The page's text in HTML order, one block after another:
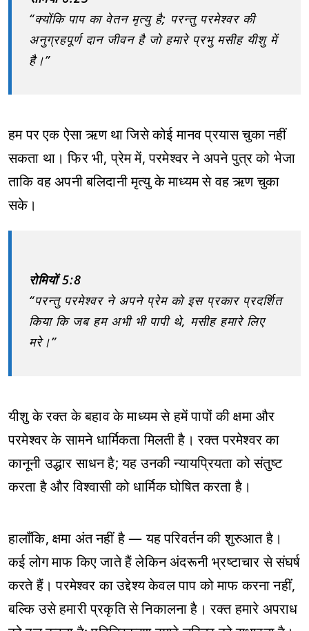
“क्योंकि पाप का वेतन मृत्यु है; परन्तु परमेश्वर की
अनुग्रहपूर्ण दान जीवन है जो हमारे प्रभु मसीह यीशु में
है।”
हम पर एक ऐसा ऋण था जिसे कोई मानव प्रयास चुका नहीं
सकता था। फिर भी, प्रेम में, परमेश्वर ने अपने पुत्र को भेजा
ताकि वह अपनी बलिदानी मृत्यु के माध्यम से वह ऋण चुका
सके।
रोमियों 5:8
“परन्तु परमेश्वर ने अपने प्रेम को इस प्रकार प्रदर्शित
किया कि जब हम अभी भी पापी थे, मसीह हमारे लिए
मरे।”
यीशु के रक्त के बहाव के माध्यम से हमें पापों की क्षमा और
परमेश्वर के सामने धार्मिकता मिलती है। रक्त परमेश्वर का
कानूनी उद्धार साधन है; यह उनकी न्यायप्रियता को संतुष्ट
करता है और विश्वासी को धार्मिक घोषित करता है।
हालाँकि, क्षमा अंत नहीं है — यह परिवर्तन की शुरुआत है।
कई लोग माफ किए जाते हैं लेकिन अंदरूनी भ्रष्टाचार से संघर्ष
करते हैं। परमेश्वर का उद्देश्य केवल पाप को माफ करना नहीं,
बल्कि उसे हमारी प्रकृति से निकालना है। रक्त हमारे अपराध